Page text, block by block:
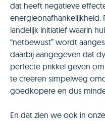
dat heeft negatieve
energieonafhankelijkheid.
landelijk initiatief waarin
“netbewust” wordt
daarbij aangegeven dat
perfecte prikkel geven
te creëren simpelweg
goedkopere en dus
En dat zien we ook in